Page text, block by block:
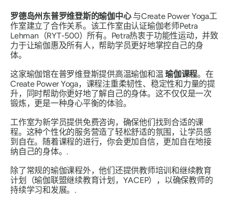
罗德岛州东普罗维登斯的瑜伽中心 与Create Power Yoga工
作室建立了合作关系。该工作室由认证瑜伽老师Petra
Lehman（RYT-500）所有。Petra热衷于功能性运动，并致
力于让瑜伽惠及所有人，帮助学员更好地掌控自己的身
体。
这家瑜伽馆在普罗维登斯提供高温瑜伽和温瑜伽课程。在
Create Power Yoga，课程注重柔韧性、稳定性和力量的提
升，同时帮助你更好地了解自己的身体。这不仅仅是一次
锻炼，更是一种身心平衡的体验。
工作室为新学员提供免费咨询，确保他们找到合适的课
程。这种个性化的服务营造了轻松舒适的氛围，让学员感
到自在。随着课程的进行，你会更加自信，更加自在地接
纳自己的身体。.
除了常规的瑜伽课程外，他们还提供教师培训和继续教育
计划（瑜伽联盟继续教育计划，YACEP），以确保教师的
持续学习和发展。.